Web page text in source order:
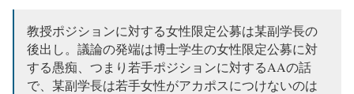
教授ポジションに対する女性限定公募は某副学長の
後出し。議論の発端は博士学生の女性限定公募に対
する愚痴、つまり若手ポジションに対するAAの話
で、某副学長は若手女性がアカポスにつけないのは